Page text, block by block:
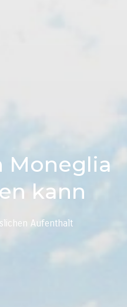
Moneglia
kann
Aufenthalt